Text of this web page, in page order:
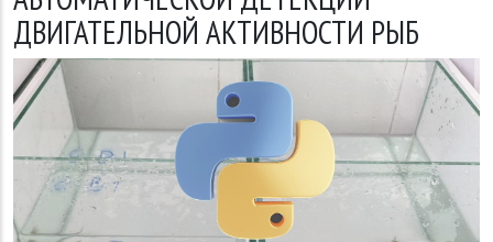
ДВИГАТЕЛЬНОЙ АКТИВНОСТИ РЫБ